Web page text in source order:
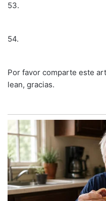
53.
54.
Por favor comparte este
lean, gracias.